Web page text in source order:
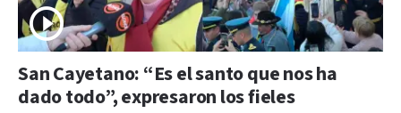
San Cayetano: “Es el santo que nos ha
dado todo”, expresaron los fieles